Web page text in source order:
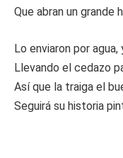
Que abran un grande
Lo enviaron por
Llevando el cedazo
Así que la traiga el
Seguirá su historia